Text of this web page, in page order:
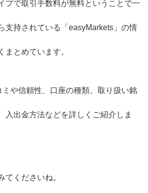
プで取引手数料が無料ということで一
支持されている「easyMarkets」の情
まとめています。
や信頼性、口座の種類、取り扱い銘
入出金方法などを詳しくご紹介しま
てくださいね。